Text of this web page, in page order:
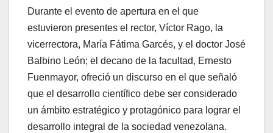
Durante el evento de apertura en el que
estuvieron presentes el rector, Víctor Rago, la
vicerrectora, María Fátima Garcés, y el doctor José
Balbino León; el decano de la facultad, Ernesto
Fuenmayor, ofreció un discurso en el que señaló
que el desarrollo científico debe ser considerado
un ámbito estratégico y protagónico para lograr el
desarrollo integral de la sociedad venezolana.